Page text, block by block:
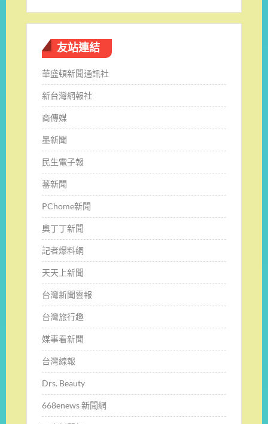
友站連結
華盛頓新聞通訊社
新台灣網報社
商傳媒
墨新聞
民生電子報
蕃新聞
PChome新聞
奧丁丁新聞
記者爆料網
天天上新聞
台灣新聞雲報
台灣旅行趣
媒事看新聞
台灣線報
Drs. Beauty
668enews 新聞網